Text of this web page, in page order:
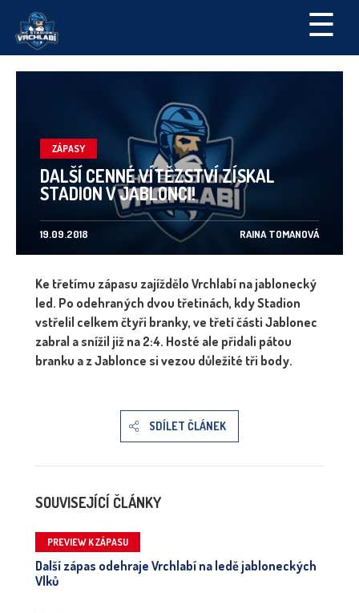
☰
ZÁPASY
DALŠÍ CENNÉ VÍTĚZSTVÍ ZÍSKAL
STADION V JABLONCI!
19.09.2018 RAINA TOMANOVÁ
Ke třetímu zápasu zajíždělo Vrchlabí na jablonecký
led. Po odehraných dvou třetinách, kdy Stadion
vstřelil celkem čtyři branky, ve třetí části Jablonec
zabral a snížil již na 2:4. Hosté ale přidali pátou
branku a z Jablonce si vezou důležité tři body.
SDÍLET ČLÁNEK
SOUVISEJÍCÍ ČLÁNKY
PREVIEW K ZÁPASU
Další zápas odehraje Vrchlabí na ledě jabloneckých
Vlků